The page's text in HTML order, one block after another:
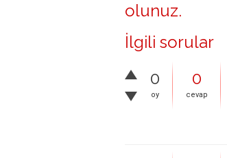
olunuz.
İlgili sorular
0
oy
0
cevap